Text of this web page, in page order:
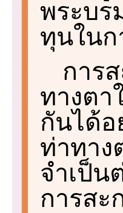
พระบ
ทุนใน
การ
ทางตา
กันได้อ
ท่าทาง
จำเป็น
การส